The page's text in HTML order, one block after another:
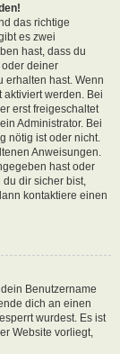
das richtige
es zwei
hast, dass du
oder deiner
erhalten hast. Wenn
werden. Bei
erst freigeschaltet
Administrator. Bei
nötig ist oder nicht.
Anweisungen.
hast oder
dir sicher bist,
kontaktiere einen
Benutzername
dich an einen
wurdest. Es ist
Website vorliegt,